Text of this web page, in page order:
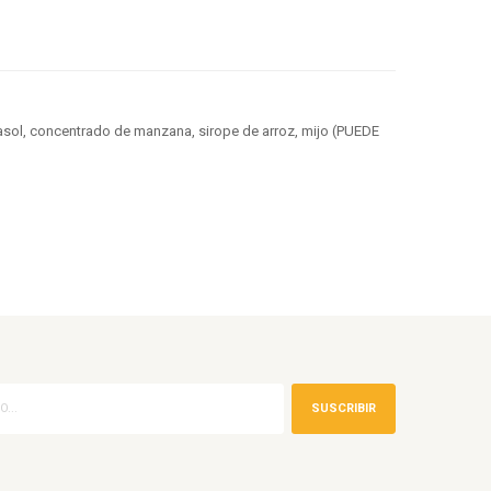
concentrado de manzana, sirope de arroz, mijo (PUEDE
SUSCRIBIR